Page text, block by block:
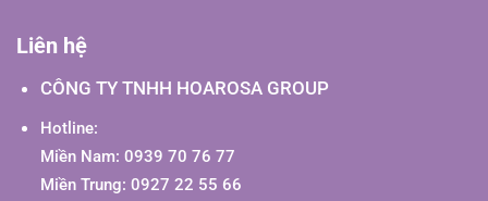
Liên hệ
CÔNG TY TNHH HOAROSA GROUP
Hotline:
Miền Nam: 0939 70 76 77
Miền Trung: 0927 22 55 66